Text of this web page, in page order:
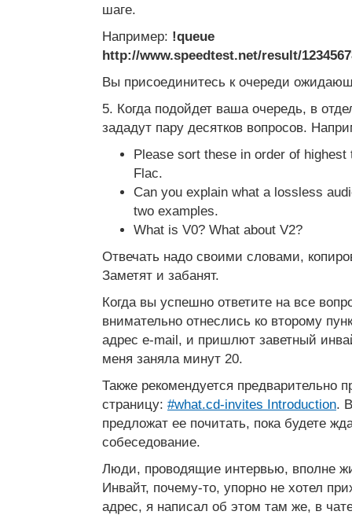
шаге.
Например: !queue
http://www.speedtest.net/result/
Вы присоединитесь к очереди
5. Когда подойдет ваша очередь, в
зададут пару десятков вопросов.
Please sort these in order of
Flac.
Can you explain what a lossless
two examples.
What is V0? What about V2?
Отвечать надо своими словами,
Заметят и забанят.
Когда вы успешно ответите на все
внимательно отнеслись ко второму
адрес e-mail, и пришлют заветный
меня заняла минут 20.
Также рекомендуется предварительно
страницу: #what.cd-invites Introduction.
предложат ее почитать, пока будете
собеседование.
Люди, проводящие интервью, вполне
Инвайт, почему-то, упорно не хотел
адрес, я написал об этом там же, в